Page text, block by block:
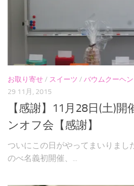
お取り寄せ/ スイーツ / バウムクーヘン
29 11月, 2015
【感謝】11月28日(土)
ンオフ会【感謝】
ついにこの日がやってまいりまし
のべ名義初開催、...